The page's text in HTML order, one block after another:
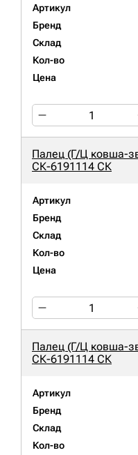
Артикул
Бренд
Склад
Кол-во
Цена
Палец (Г/Ц ковша-
СК-6191114 СК
Артикул
Бренд
Склад
Кол-во
Цена
Палец (Г/Ц ковша-
СК-6191114 СК
Артикул
Бренд
Склад
Кол-во